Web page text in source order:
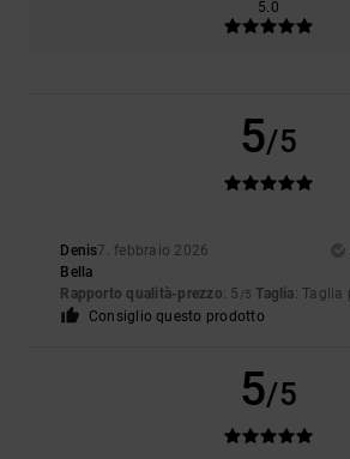
5.0
5/5
Denis7. febbraio 2026
Bella
Rapporto qualità-prezzo: 5 /5 Taglia: Taglia
Consiglio questo prodotto
5/5